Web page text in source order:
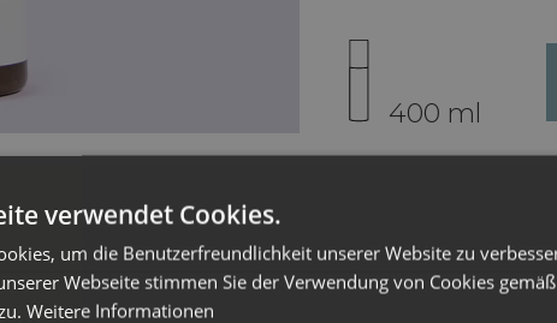
400 ml
verwendet Cookies.
um die Benutzerfreundlichkeit unserer Website zu
Webseite stimmen Sie der Verwendung von Cookies
Weitere Informationen